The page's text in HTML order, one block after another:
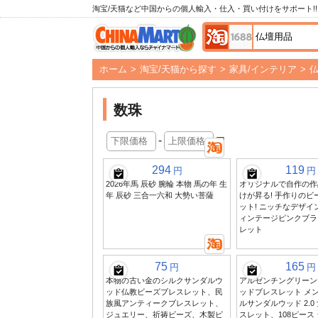
淘宝/天猫など中国からの個人輸入・仕入・買い付けをサポート!!
ホーム > 淘宝/天猫から探す > 家具/インテリア >
数珠
- 円
294 円
2026年馬 辰砂 腕輪 本物 馬の年 生
年 辰砂 三合一六和 大勢い菩薩
119 円
オリジナルで自作の
けが昇る! 手作りのビ
ット! ニッチなデザイ
ィンテージピンクブ
レット
75 円
本物の古い金のシルクサンダルウ
ッド仏教ビーズブレスレット、民
族風アンティークブレスレット、
ジュエリー、祈祷ビーズ、木製ビ
165 円
アルゼンチングリー
ッドブレスレット メ
ルサンダルウッド 2.0
スレット、108ピース